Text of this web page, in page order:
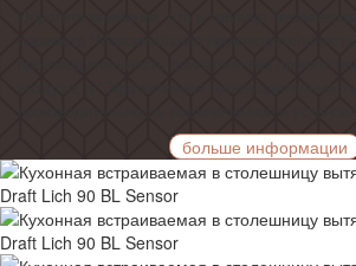
больше информации